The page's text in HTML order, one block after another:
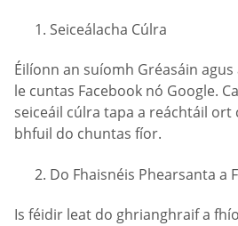
Seiceálacha Cúlra
Éilíonn an suíomh Gréasáin
le cuntas Facebook nó Google.
seiceáil cúlra tapa a reáchtáil ort
bhfuil do chuntas fíor.
Do Fhaisnéis Phearsanta a
Is féidir leat do ghrianghraif a